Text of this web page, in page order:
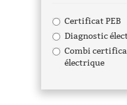
Certificat PEB
Diagnostic
Combi
électrique